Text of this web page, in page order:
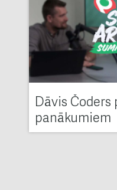
Dāvis Čoders
panākumiem